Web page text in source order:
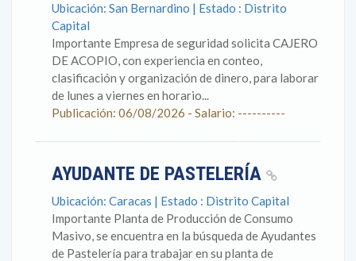
Ubicación: San Bernardino | Estado : Distrito
Capital
Importante Empresa de seguridad solicita CAJERO
DE ACOPIO, con experiencia en conteo,
clasificación y organización de dinero, para laborar
de lunes a viernes en horario...
Publicación: 06/08/2026 - Salario: ----------
AYUDANTE DE PASTELERÍA
Ubicación: Caracas | Estado : Distrito Capital
Importante Planta de Producción de Consumo
Masivo, se encuentra en la búsqueda de Ayudantes
de Pastelería para trabajar en su planta de